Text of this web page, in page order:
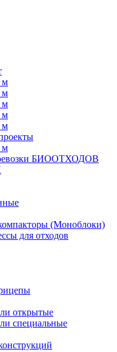
м
м
м
м
м
м
БИООТХОДОВ
(Моноблоки)
для отходов
открытые
специальные